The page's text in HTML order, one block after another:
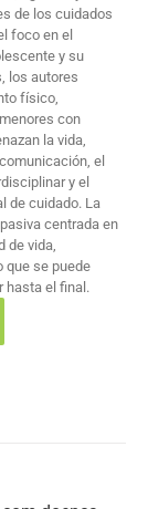
de los cuidados
foco en el
y su
los autores
físico,
con
la vida,
el
y el
de cuidado. La
centrada en
de vida,
que se puede
hasta el final.